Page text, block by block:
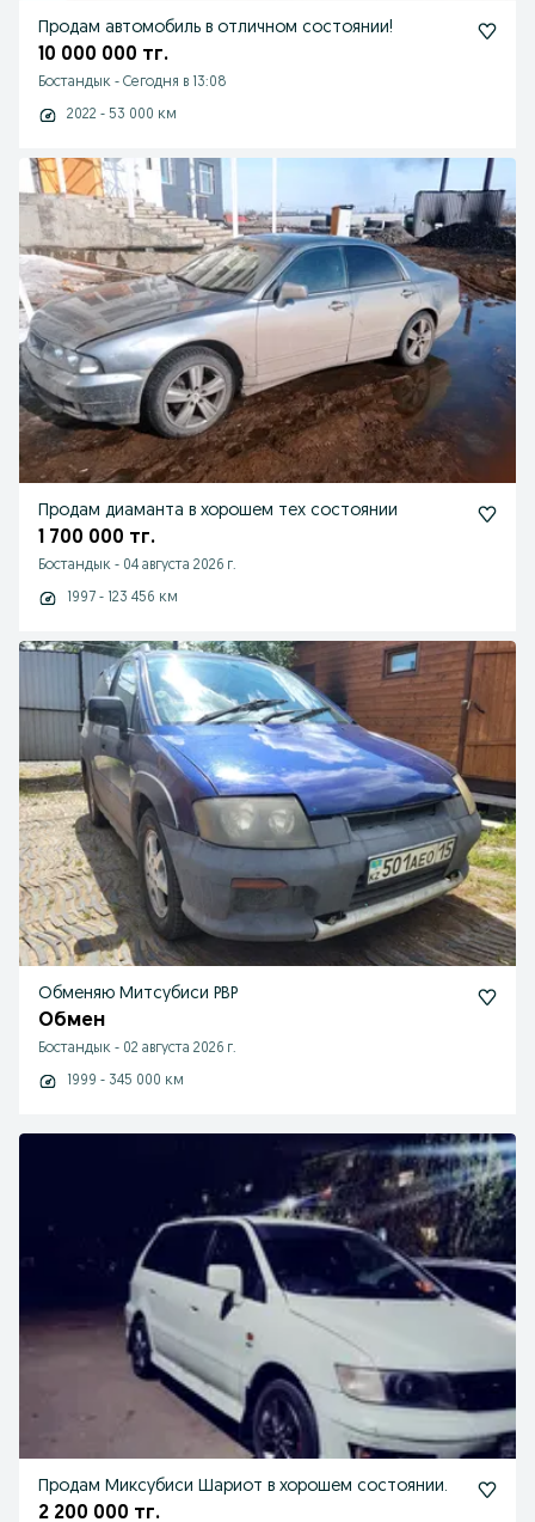
Продам автомобиль в отличном состоянии!
10 000 000 тг.
Бостандык - Сегодня в 13:08
2022 - 53 000 км
Продам диаманта в хорошем тех состоянии
1 700 000 тг.
Бостандык - 04 августа 2026 г.
1997 - 123 456 км
Обменяю Митсубиси РВР
Обмен
Бостандык - 02 августа 2026 г.
1999 - 345 000 км
Продам Миксубиси Шариот в хорошем состоянии.
2 200 000 тг.